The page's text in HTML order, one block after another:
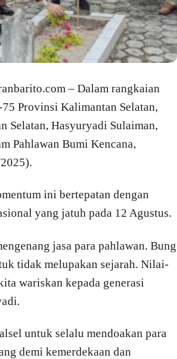
– Dalam rangkaian
Provinsi Kalimantan Selatan,
Selatan, Hasyuryadi Sulaiman,
Pahlawan Bumi Kencana,
ini bertepatan dengan
yang jatuh pada 12 Agustus.
jasa para pahlawan. Bung
tidak melupakan sejarah. Nilai-
wariskan kepada generasi
untuk selalu mendoakan para
demi kemerdekaan dan